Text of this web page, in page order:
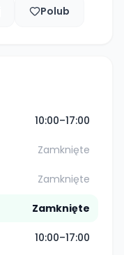
Polub
10:00–17:00
Zamknięte
Zamknięte
Zamknięte
10:00–17:00